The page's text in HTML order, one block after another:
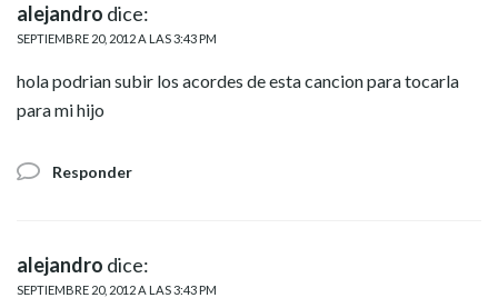
alejandro dice:
SEPTIEMBRE 20, 2012 A LAS 3:43 PM
hola podrian subir los acordes de esta cancion para tocarla
para mi hijo
Responder
alejandro dice:
SEPTIEMBRE 20, 2012 A LAS 3:43 PM